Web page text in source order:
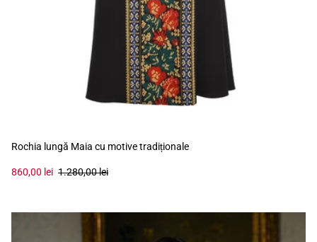
Rochia lungă Maia cu motive tradiționale
860,00 lei 1.280,00 lei